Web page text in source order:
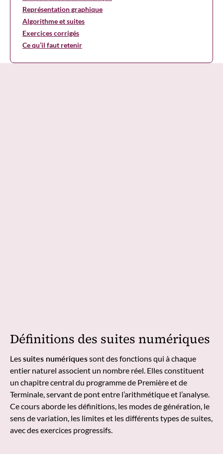
Définitions des suites numériques
Lessuites numériquessont des fonctions qui à chaque
entier naturel associent un nombre réel. Elles constituent
un chapitre central du programme de Première et de
Terminale, servant de pont entre l’arithmétique et l’analyse.
Ce cours aborde les définitions, les modes de génération, le
sens de variation, les limites et les différents types de suites,
avec des exercices progressifs.
Représentation graphique
Algorithme et suites
Exercices corrigés
Ce qu’il faut retenir